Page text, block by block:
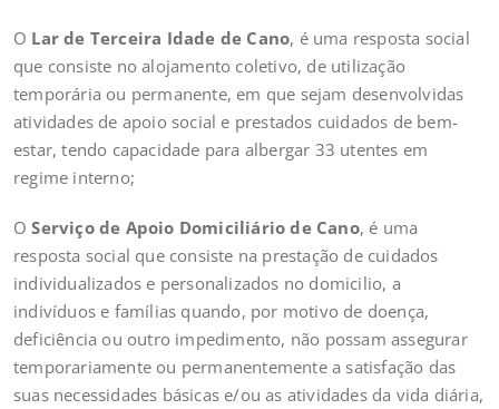
O Lar de Terceira Idade de Cano, é uma resposta social
que consiste no alojamento coletivo, de utilização
temporária ou permanente, em que sejam desenvolvidas
atividades de apoio social e prestados cuidados de bem-
estar, tendo capacidade para albergar 33 utentes em
regime interno;
OServiço de Apoio Domiciliário de Cano, é uma
resposta social que consiste na prestação de cuidados
individualizados e personalizados no domicilio, a
indivíduos e famílias quando, por motivo de doença,
deficiência ou outro impedimento, não possam assegurar
temporariamente ou permanentemente a satisfação das
suas necessidades básicas e/ou as atividades da vida diária,